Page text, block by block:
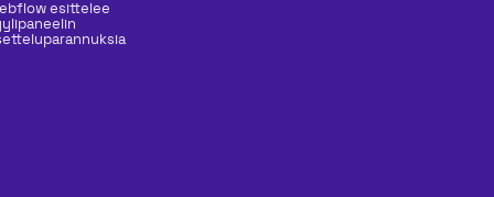
esittelee